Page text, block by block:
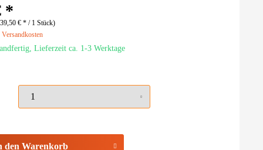
*
€ * / 1 Stück)
Versandkosten
Lieferzeit ca. 1-3 Werktage
den Warenkorb